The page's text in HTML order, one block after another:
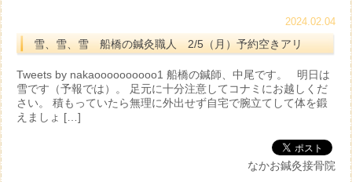
2024.02.04
雪、雪、雪 船橋の鍼灸職人 2/5（月）予約空きアリ
Tweets by nakaoooooooooo1 船橋の鍼師、中尾です。 明日は
雪です（予報では）。 足元に十分注意してコナミにお越しくだ
さい。 積もっていたら無理に外出せず自宅で腕立てして体を鍛
えましょ […]
なかお鍼灸接骨院